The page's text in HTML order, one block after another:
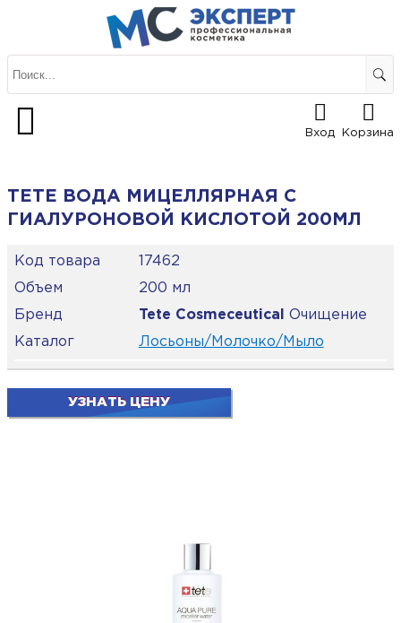
Вход Корзина
TETE ВОДА МИЦЕЛЛЯРНАЯ С
ГИАЛУРОНОВОЙ КИСЛОТОЙ 200МЛ
Код товара
17462
Объем
200 мл
Бренд
Tete Cosmeceutical
Очищение
Каталог
Лосьоны/Молочко/Мыло
УЗНАТЬ ЦЕНУ